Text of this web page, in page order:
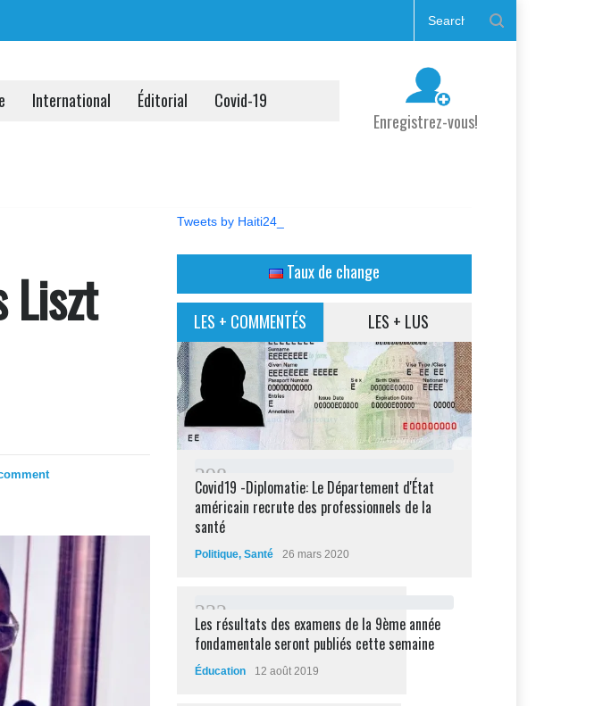
International Éditorial
Covid-19
Enregistrez-vous!
Tweets by Haiti24_
Taux de change
LES + COMMENTÉS LES + LUS
298
Covid19 -Diplomatie: Le Département d'État
américain recrute des professionnels de la
santé
Politique, Santé 26 mars 2020
232
Les résultats des examens de la 9ème année
fondamentale seront publiés cette semaine
Éducation 12 août 2019